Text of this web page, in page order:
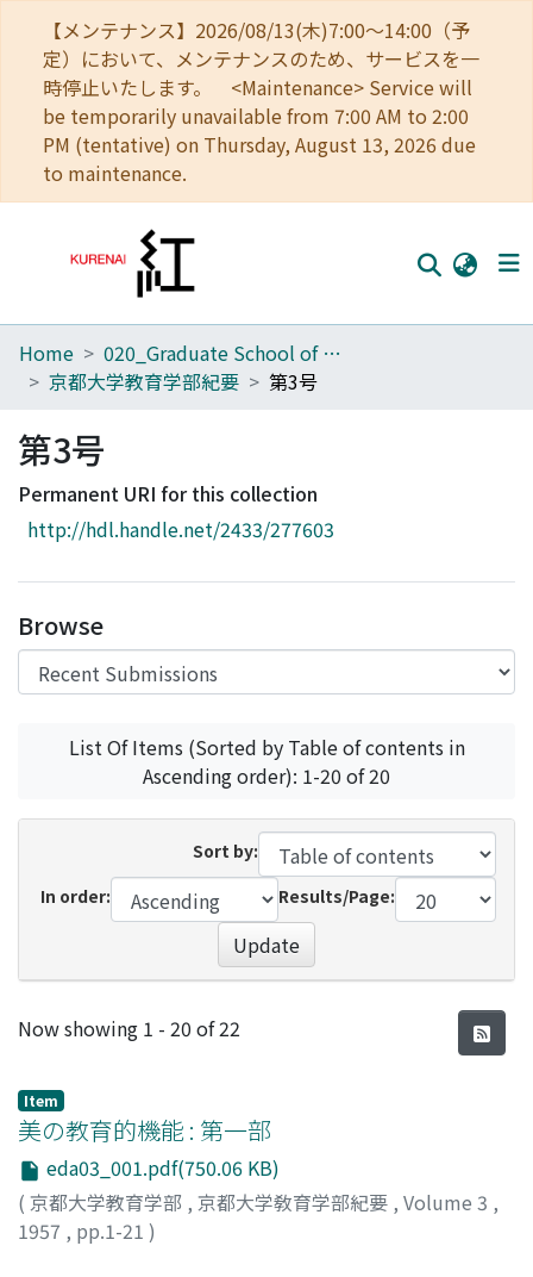
【メンテナンス】2026/08/13(木)7:00～14:00（予
定）において、メンテナンスのため、サービスを一
時停止いたします。 <Maintenance> Service will
be temporarily unavailable from 7:00 AM to 2:00
PM (tentative) on Thursday, August 13, 2026 due
to maintenance.
Home
Browse
Download Ranking
Access Statistics
Home
020_Graduate School of Education
京都大学教育学部紀要
第3号
第3号
Permanent URI for this collection
http://hdl.handle.net/2433/277603
Browse
List Of Items (Sorted by Table of contents in
Ascending order): 1-20 of 20
Sort by:
In order:
Results/Page:
Update
Recent Submissions
Now showing 1 - 20 of 22
Item
美の教育的機能 : 第一部
eda03_001.pdf(750.06 KB)
( 京都大学教育学部 , 京都大学敎育学部紀要 , Volume 3 ,
1957 , pp.1-21 )